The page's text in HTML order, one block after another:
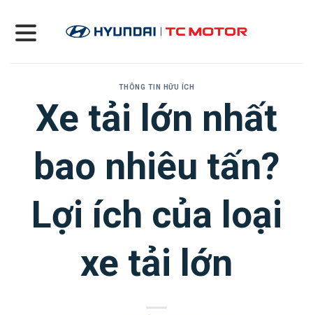
content
THÔNG TIN HỮU ÍCH
Xe tải lớn nhất
bao nhiêu tấn?
Lợi ích của loại
xe tải lớn